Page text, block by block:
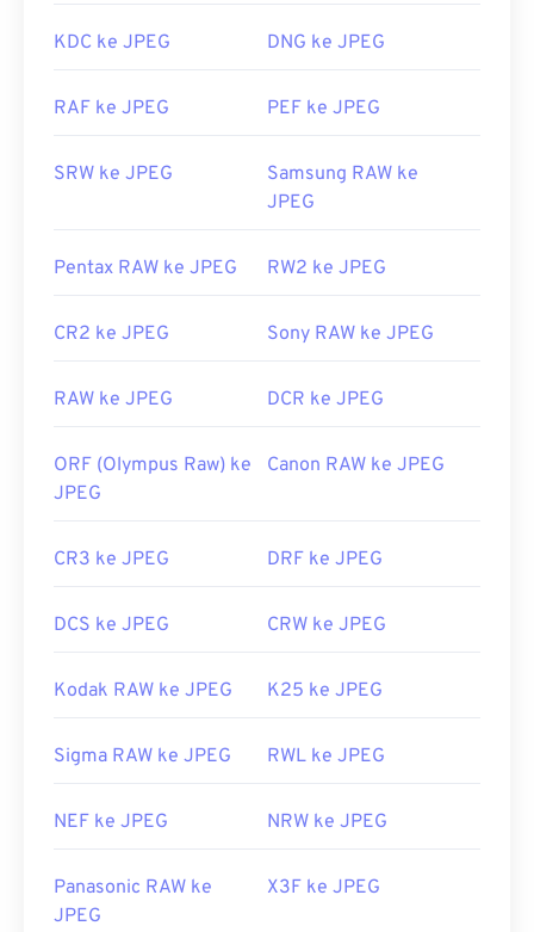
membuka berkas, gunakan klik kanan, lalu pilih
File JPEG terbuka otomatis di peramban web
Apple Preview.
Group
Tautan yang berguna:
KDC ke JPEG DNG ke JPEG
RAF ke JPEG PEF ke JPEG
SRW ke JPEG
Samsung RAW ke
JPEG
Pentax RAW ke JPEG RW2 ke JPEG
CR2 ke JPEG Sony RAW ke JPEG
RAW ke JPEG DCR ke JPEG
ORF (Olympus Raw) ke
JPEG
Canon RAW ke JPEG
CR3 ke JPEG DRF ke JPEG
DCS ke JPEG CRW ke JPEG
Kodak RAW ke JPEG K25 ke JPEG
Sigma RAW ke JPEG RWL ke JPEG
NEF ke JPEG NRW ke JPEG
Panasonic RAW ke
JPEG
X3F ke JPEG